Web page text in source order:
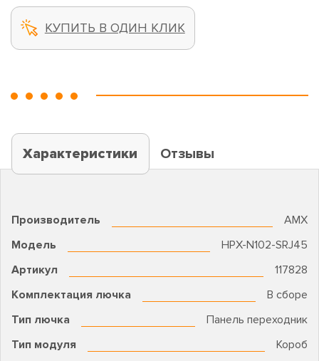
КУПИТЬ В ОДИН КЛИК
Характеристики Отзывы
Производитель
AMX
Модель
HPX-N102-SRJ45
Артикул
117828
Комплектация лючка
В сборе
Тип лючка
Панель переходник
Тип модуля
Короб